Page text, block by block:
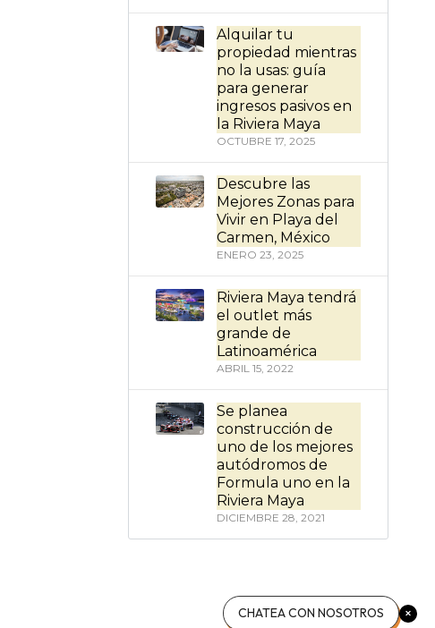
Alquilar tu
propiedad mientras
no la usas: guía
para generar
ingresos pasivos en
la Riviera Maya
OCTUBRE 17, 2025
Descubre las
Mejores Zonas para
Vivir en Playa del
Carmen, México
ENERO 23, 2025
Riviera Maya tendrá
el outlet más
grande de
Latinoamérica
ABRIL 15, 2022
Se planea
construcción de
uno de los mejores
autódromos de
Formula uno en la
Riviera Maya
DICIEMBRE 28, 2021
CHATEA CON NOSOTROS